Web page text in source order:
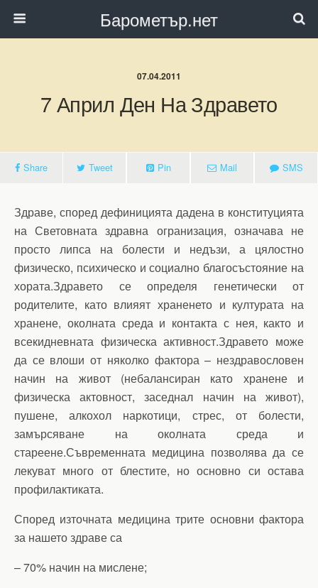
Барометър.нет
07.04.2011
7 Април Ден На Здравето
Share Tweet Pin Mail SMS
Здраве, според дефиницията дадена в конституцията
на Световната здравна огранизация, означава не
просто липса на болести и недъзи, а цялостно
физическо, психическо и социално благосъстояние на
хората.Здравето се определя генетически от
родителите, като влияят храненето и културата на
хранене, околната среда и контакта с нея, както и
всекидневната физическа активност.Здравето може
да се влоши от няколко фактора – нездравословен
начин на живот (небалансиран като хранене и
физическа актовност, заседнал начин на живот),
пушене, алкохол наркотици, стрес, от болести,
замърсяване на околната среда и
стареене.Съвременната медицина позволява да се
лекуват много от блестите, но основно си остава
профилактиката.
Според източната медицина трите основни фактора
за нашето здраве са
– 70% начин на мислене;